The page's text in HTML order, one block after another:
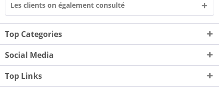
Les clients on également consulté
Top Categories
Social Media
Top Links